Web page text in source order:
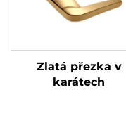
Zlatá přezka v
karátech